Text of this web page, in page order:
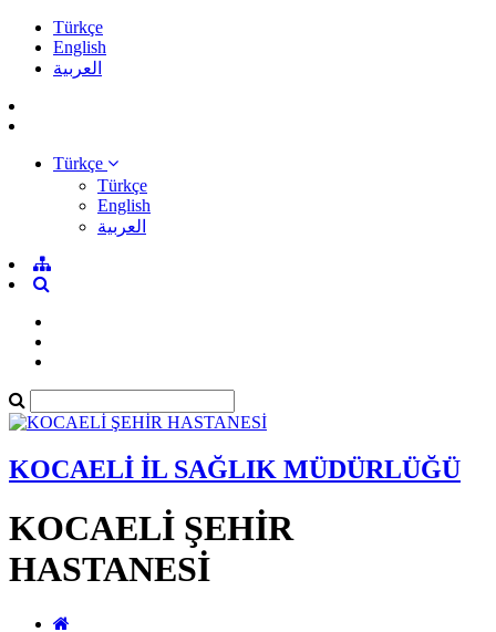
Türkçe
English
العربية
Türkçe
Türkçe
English
العربية
KOCAELİ İL SAĞLIK MÜDÜRLÜĞÜ
KOCAELİ ŞEHİR
HASTANESİ